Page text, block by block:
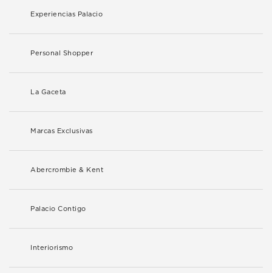
Experiencias Palacio
Personal Shopper
La Gaceta
Marcas Exclusivas
Abercrombie & Kent
Palacio Contigo
Interiorismo